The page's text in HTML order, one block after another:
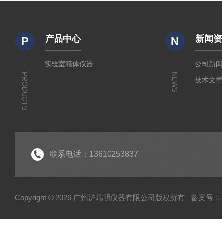
P
PRODUCTS
产品中心
实验室箱体仪器
N
NEWS
新闻
公司新
技术文
联系电话：13610253837
Copyright © 2026 广州沪瑞明仪器有限公司版权所有 备案号